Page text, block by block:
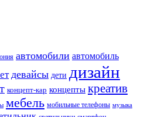
автомобили автомобиль
девайсы дети дизайн
концепт-кар концепты креатив
мебель мобильные телефоны музыка